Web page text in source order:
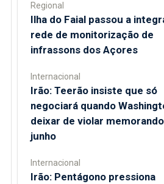
Regional
Ilha do Faial passou a
rede de monitorização de
infrassons dos Açores
Internacional
Irão: Teerão insiste que só
negociará quando
deixar de violar
junho
Internacional
Irão: Pentágono pressiona